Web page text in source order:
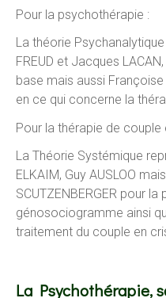
Pour la psychothérapie :
La théorie
FREUD et Jacques
base mais aussi Françoise
en ce qui concerne la
Pour la thérapie de
La Théorie Systémique
ELKAIM, Guy AUSLOO
SCUTZENBERGER pour
génosociogramme ainsi
traitement du couple en
La Psychothérapie,